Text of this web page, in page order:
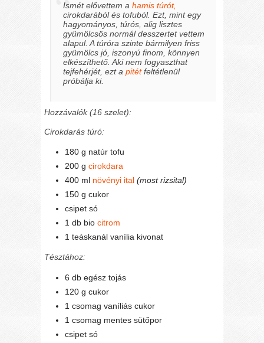
Ismét elővettem ahamis túrót,
cirokdarából és tofuból. Ezt, mint egy
hagyományos, túrós, alig lisztes
gyümölcsös normál desszertet vettem
alapul. A túróra szinte bármilyen friss
gyümölcs jó, iszonyú finom, könnyen
elkészíthető. Aki nem fogyaszthat
tejfehérjét, ezt apitétfeltétlenül
próbálja ki.
Hozzávalók (16 szelet):
Cirokdarás túró:
180 g natúr tofu
200 gcirokdara
400 ml növényi ital (most rizsital)
150 g cukor
csipet só
1 db biocitrom
1 teáskanál vanília kivonat
Tésztához:
6 db egész tojás
120 g cukor
1 csomag vaníliás cukor
1 csomag mentes sütőpor
csipet só